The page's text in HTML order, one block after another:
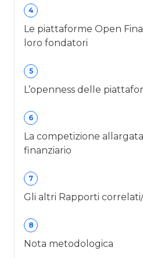
4
Le piattaforme Open
loro fondatori
5
L’openness delle
6
La competizione
finanziario
7
Gli altri Rapporti
8
Nota metodologica